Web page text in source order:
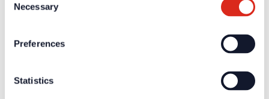
Selection
Necessary
Preferences
Statistics
Weiterführende Informationen und Downloads zu unseren
ist eine einmalige